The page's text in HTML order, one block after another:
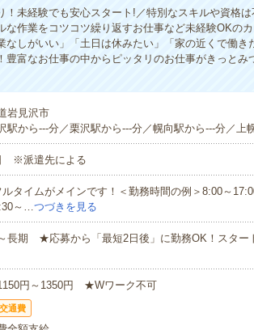
！未経験でも安心スタート!／特別なスキルや資格
な作業をコツコツ繰り返すお仕事など未経験OKの
なしがいい」「土日は休みたい」「家の近くで働き
豊富なお仕事の中からピッタリのお仕事がきっとみ
岩見沢市
駅から---分／栗沢駅から---分／幌向駅から---分／上
※派遣先による
ルタイムがメインです！＜勤務時間の例＞8:00～
～…つづきを見る
長期 ★応募から「最短2日後」に勤務OK！スター
円～1350円 ★Wワーク不可
交通費